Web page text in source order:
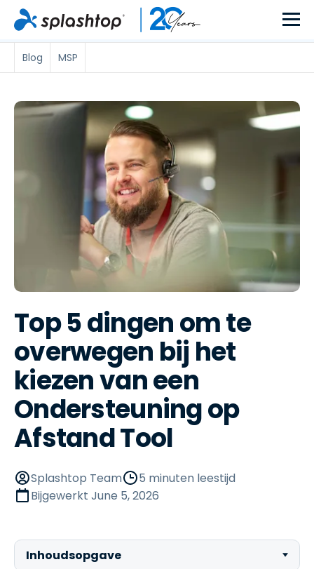
Blog MSP
Top 5 dingen om te
overwegen bij het
kiezen van een
Ondersteuning op
Afstand Tool
Splashtop Team
5 minuten leestijd
Bijgewerkt June 5, 2026
Inhoudsopgave